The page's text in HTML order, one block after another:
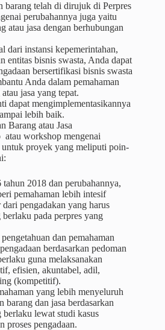
barang telah di dirujuk di Perpres
perubahannya juga yaitu
atau jasa dengan berhubungan
dari instansi kepemerintahan,
entitas bisnis swasta, Anda dapat
bersertifikasi bisnis swasta
Anda dalam pemahaman
jasa yang tepat.
dapat mengimplementasikannya
lebih baik.
Barang atau Jasa
atau workshop mengenai
untuk proyek yang meliputi poin-
tahun 2018 dan perubahannya,
pemahaman lebih intesif
dari pengadakan yang harus
pada perpres yang
dan pemahaman
berdasarkan pedoman
guna melaksanakan
efisien, akuntabel, adil,
(kompetitif).
yang lebih menyeluruh
barang dan jasa berdasarkan
berlaku lewat studi kasus
proses pengadaan.